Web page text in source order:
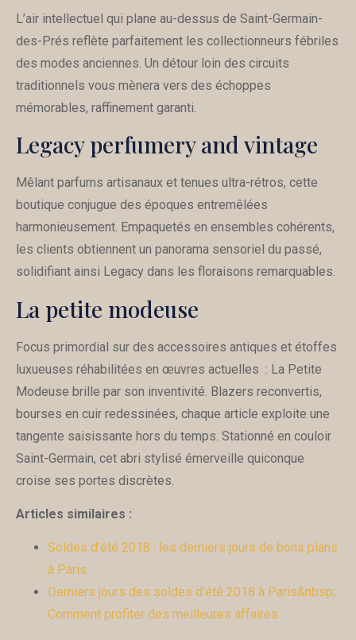
L’air intellectuel qui plane au-dessus de Saint-Germain-
des-Prés reflète parfaitement les collectionneurs fébriles
des modes anciennes. Un détour loin des circuits
traditionnels vous mènera vers des échoppes
mémorables, raffinement garanti.
Legacy perfumery and vintage
Mêlant parfums artisanaux et tenues ultra-rétros, cette
boutique conjugue des époques entremêlées
harmonieusement. Empaquetés en ensembles cohérents,
les clients obtiennent un panorama sensoriel du passé,
solidifiant ainsi Legacy dans les floraisons remarquables.
La petite modeuse
Focus primordial sur des accessoires antiques et étoffes
luxueuses réhabilitées en œuvres actuelles : La Petite
Modeuse brille par son inventivité. Blazers reconvertis,
bourses en cuir redessinées, chaque article exploite une
tangente saisissante hors du temps. Stationné en couloir
Saint-Germain, cet abri stylisé émerveille quiconque
croise ses portes discrètes.
Articles similaires :
Soldes d’été 2018 : les derniers jours de bons plans
à Paris
Derniers jours des soldes d’été 2018 à Paris&nbsp;:
Comment profiter des meilleures affaires